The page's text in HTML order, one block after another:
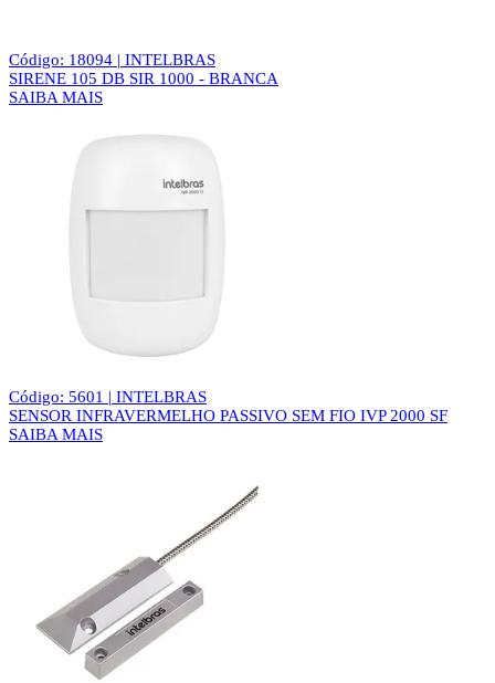
Código: 18094 | INTELBRAS
SIRENE 105 DB SIR 1000 - BRANCA
SAIBA MAIS
Código: 5601 | INTELBRAS
SENSOR INFRAVERMELHO PASSIVO SEM FIO IVP 2000 SF
SAIBA MAIS